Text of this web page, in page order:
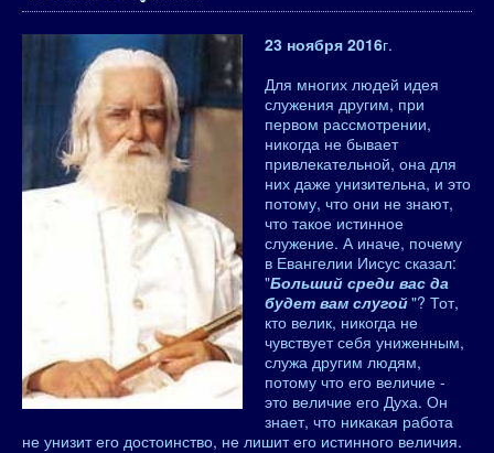
23 ноября 2016г.
Для многих людей идея
служения другим, при
первом рассмотрении,
никогда не бывает
привлекательной, она для
них даже унизительна, и это
потому, что они не знают,
что такое истинное
служение. А иначе, почему
в Евангелии Иисус сказал:
"Больший среди вас да
будет вам слугой"? Тот,
кто велик, никогда не
чувствует себя униженным,
служа другим людям,
потому что его величие -
это величие его Духа. Он
знает, что никакая работа
не унизит его достоинство, не лишит его истинного величия.